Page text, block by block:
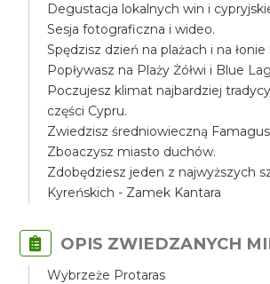
Degustacja lokalnych win i
Sesja fotograficzna i wideo.
Spędzisz dzień na plażach i na łonie
Popływasz na Plaży Żółwi i Blue
Poczujesz klimat najbardziej
części Cypru.
Zwiedzisz średniowieczną
Zboaczysz miasto duchów.
Zdobędziesz jeden z najwyższych
Kyreńskich - Zamek Kantara
OPIS ZWIEDZANYCH
Wybrzeże Protaras